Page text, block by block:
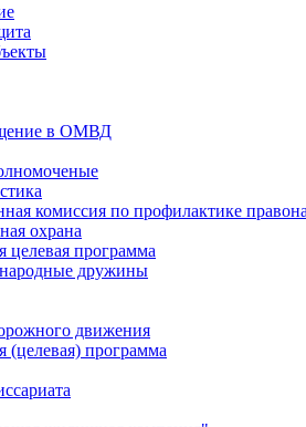
в ОМВД
комиссия по профилактике
охрана
программа
дружины
движения
программа